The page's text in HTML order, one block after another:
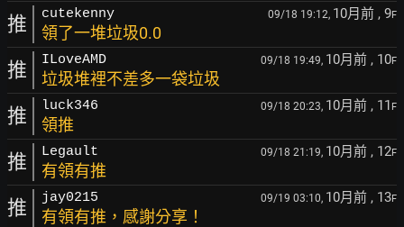
推 cutekenny 09/18 19:12, 10月前 , 9F
領了一堆垃圾0.0
推 ILoveAMD 09/18 19:49, 10月前 , 10F
垃圾堆裡不差多一袋垃圾
推 luck346 09/18 20:23, 10月前 , 11 F
領推
推 Legault 09/18 21:19, 10月前 , 12F
有領有推
推 jay0215 09/19 03:10, 10月前 , 13F
有領有推，感謝分享！